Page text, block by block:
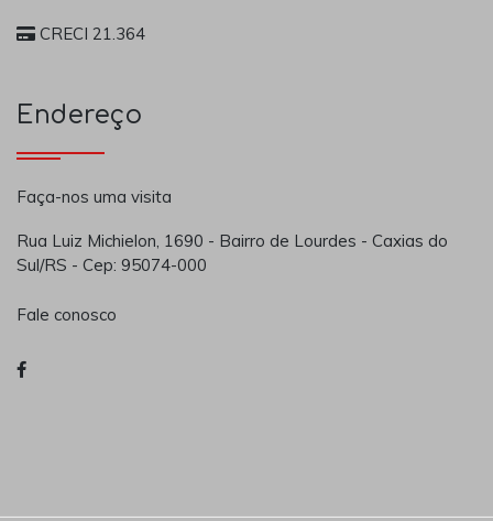
CRECI 21.364
Endereço
Faça-nos uma visita
Rua Luiz Michielon, 1690 - Bairro de Lourdes - Caxias do
Sul/RS - Cep: 95074-000
Fale conosco